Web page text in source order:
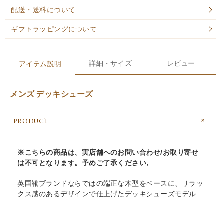
配送・送料について
ギフトラッピングについて
アイテム説明 詳細・サイズ レビュー
メンズ デッキシューズ
PRODUCT
※こちらの商品は、実店舗へのお問い合わせ/お取り寄せ
は不可となります。予めご了承ください。
英国靴ブランドならではの端正な木型をベースに、リラッ
クス感のあるデザインで仕上げたデッキシューズモデル